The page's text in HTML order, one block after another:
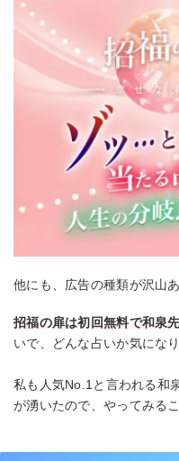
他にも、広告の種類が沢山
招福の扉は初回無料で和泉
いで、どんな占いか気にな
私も人気No.1と言われる和
が湧いたので、やってみる